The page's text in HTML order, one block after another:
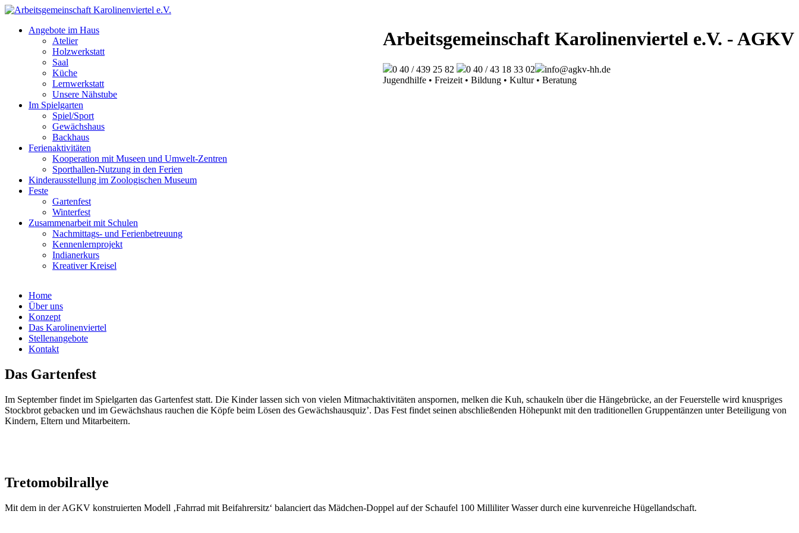
Skip
content
Arbeitsgemeinschaft Karolinenviertel e.V. - AGKV
0 40 / 439 25 82 0 40 / 43 18 33 02
info@agkv-hh.de
Jugendhilfe • Freizeit • Bildung • Kultur • Beratung
Angebote im Haus
Atelier
Holzwerkstatt
Saal
Küche
Lernwerkstatt
Unsere Nähstube
Im Spielgarten
Spiel/Sport
Gewächshaus
Backhaus
Ferienaktivitäten
Kooperation mit Museen und Umwelt-Zentren
Sporthallen-Nutzung in den Ferien
Kinderausstellung im Zoologischen Museum
Feste
Gartenfest
Winterfest
Zusammenarbeit mit Schulen
Nachmittags- und Ferienbetreuung
Kennenlernprojekt
Indianerkurs
Kreativer Kreisel
Home
Über uns
Konzept
Das Karolinenviertel
Stellenangebote
Kontakt
Das Gartenfest
Im September findet im Spielgarten das Gartenfest statt. Die Kinder lassen sich von vielen Mitmachaktivitäten anspornen, melken die Kuh, schaukeln über die Hängebrücke, an der Feuerstelle wird knuspriges
Stockbrot gebacken und im Gewächshaus rauchen die Köpfe beim Lösen des Gewächshausquiz’. Das Fest findet seinen abschließenden Höhepunkt mit den traditionellen Gruppentänzen unter Beteiligung von
Kindern, Eltern und Mitarbeitern.
Tretomobilrallye
Mit dem in der AGKV konstruierten Modell ‚Fahrrad mit Beifahrersitz‘ balanciert das Mädchen-Doppel auf der Schaufel 100 Milliliter Wasser durch eine kurvenreiche Hügellandschaft.